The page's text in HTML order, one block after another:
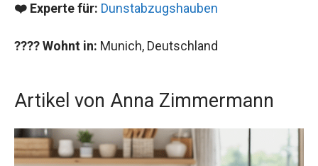
❤️ Experte für: Dunstabzugshauben
???? Wohnt in: Munich, Deutschland
Artikel von Anna Zimmermann